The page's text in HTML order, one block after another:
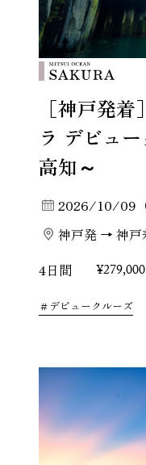
［神戸発
ラ デビュ
高知～
2026/10/09
神戸発 → 神戸
4日間
デビュークルーズ